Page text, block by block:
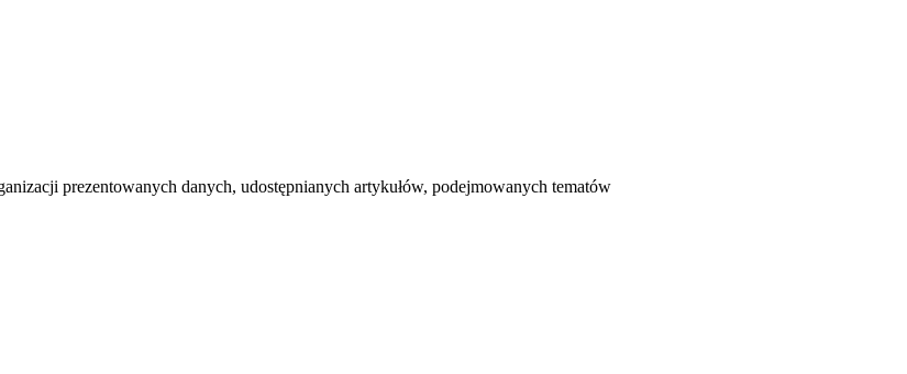
prezentowanych danych, udostępnianych artykułów, podejmowanych tematów